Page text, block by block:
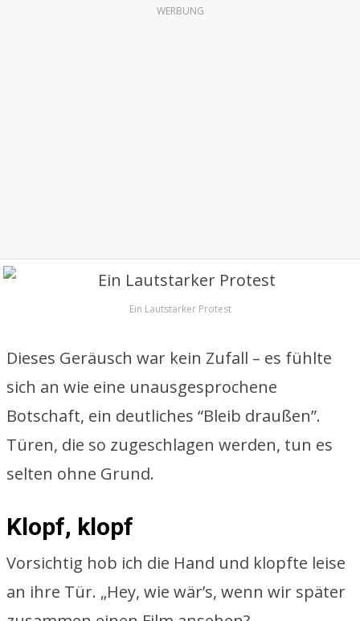
WERBUNG
Ein Lautstarker Protest
Dieses Geräusch war kein Zufall – es fühlte
sich an wie eine unausgesprochene
Botschaft, ein deutliches “Bleib draußen”.
Türen, die so zugeschlagen werden, tun es
selten ohne Grund.
Klopf, klopf
Vorsichtig hob ich die Hand und klopfte leise
an ihre Tür. „Hey, wie wär’s, wenn wir später